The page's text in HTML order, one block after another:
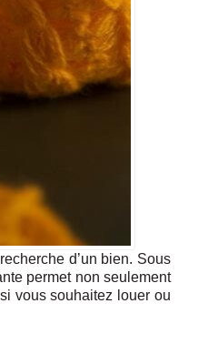
d’un bien. Sous
permet non seulement
vous souhaitez louer ou